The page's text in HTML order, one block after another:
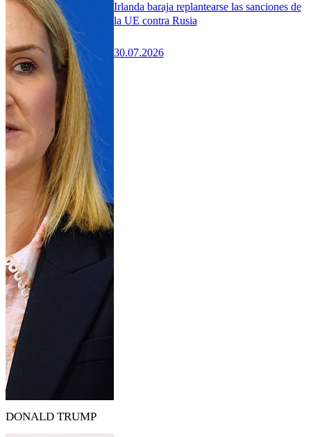
Irlanda baraja replantearse las sanciones de
la UE contra Rusia
30.07.2026
DONALD TRUMP